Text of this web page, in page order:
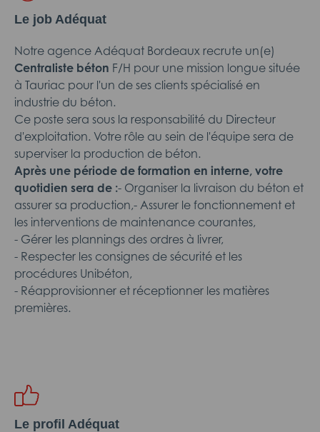
Le job Adéquat
Notre agence Adéquat Bordeaux recrute un(e)
Centraliste béton F/H pour une mission longue située
à Tauriac pour l'un de ses clients spécialisé en
industrie du béton.
Ce poste sera sous la responsabilité du Directeur
d'exploitation. Votre rôle au sein de l'équipe sera de
superviser la production de béton.
Après une période de formation en interne, votre
quotidien sera de :- Organiser la livraison du béton et
assurer sa production,- Assurer le fonctionnement et
les interventions de maintenance courantes,
- Gérer les plannings des ordres à livrer,
- Respecter les consignes de sécurité et les
procédures Unibéton,
- Réapprovisionner et réceptionner les matières
premières.
Le profil Adéquat